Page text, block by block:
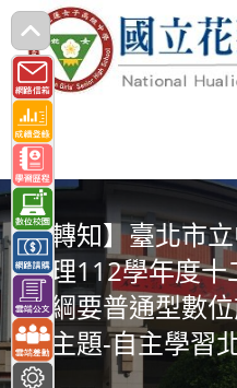
跳
轉
至
主
要
內
容 【轉知】臺北市
辦理112學年度十
程綱要普通型數
大主題-自主學習